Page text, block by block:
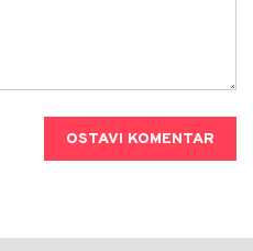
OSTAVI KOMENTAR